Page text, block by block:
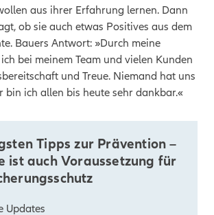
Tipps zur Prävention –
ist auch Voraussetzung für
Updates
aus ihrer Erfahrung lernen. Dann
ob sie auch etwas Positives aus dem
Bauers Antwort: »Durch meine
bei meinem Team und vielen Kunden
und Treue. Niemand hat uns
bin ich allen bis heute sehr dankbar.«